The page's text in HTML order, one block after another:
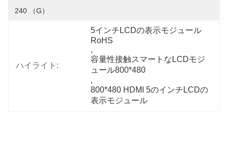
240 （g）
ハイライト:
5インチLCDの表示モジュール
RoHS
,
容量性接触スマートなLCDモジ
ュール800*480
,
800*480 HDMI 5のインチLCDの
表示モジュール